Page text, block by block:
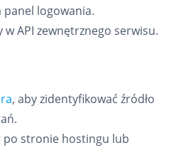
logowania.
API zewnętrznego serwisu.
, aby zidentyfikować źródło
stronie hostingu lub